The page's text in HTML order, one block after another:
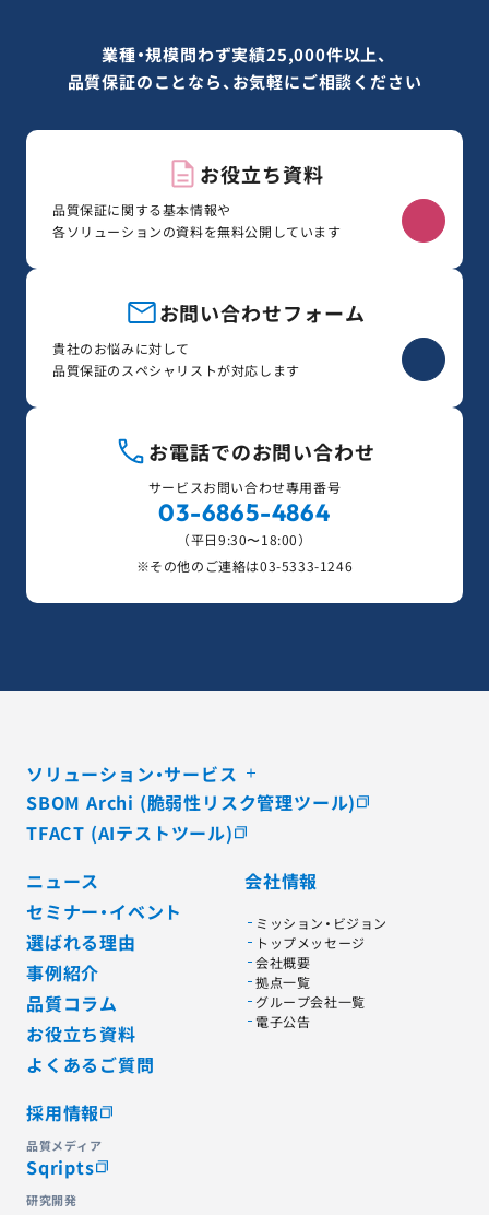
業種・規模問わず実績25,000件以上、
品質保証のことなら、お気軽にご相談ください
お役立ち資料
品質保証に関する基本情報や
各ソリューションの資料を無料公開しています
お問い合わせフォーム
貴社のお悩みに対して
品質保証のスペシャリストが対応します
お電話でのお問い合わせ
サービスお問い合わせ専用番号
03-6865-4864
（平日9:30〜18:00）
※その他のご連絡は03-5333-1246
ソリューション・サービス
SBOM Archi (脆弱性リスク管理ツール)
TFACT (AIテストツール)
ニュース
セミナー・イベント
選ばれる理由
事例紹介
品質コラム
お役立ち資料
よくあるご質問
会社情報
ミッション・ビジョン
トップメッセージ
会社概要
拠点一覧
グループ会社一覧
電子公告
採用情報
品質メディア
Sqripts
研究開発